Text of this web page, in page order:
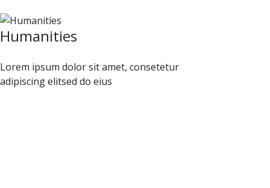
Humanities
Lorem ipsum dolor sit amet, consetetur
adipiscing elitsed do eius